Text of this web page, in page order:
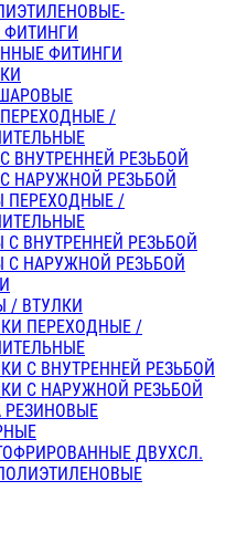
ФИТИНГИ
/
ВНУТРЕННЕЙ РЕЗЬБОЙ
НАРУЖНОЙ РЕЗЬБОЙ
ПЕРЕХОДНЫЕ /
С ВНУТРЕННЕЙ РЕЗЬБОЙ
С НАРУЖНОЙ РЕЗЬБОЙ
/ ВТУЛКИ
ПЕРЕХОДНЫЕ /
С ВНУТРЕННЕЙ РЕЗЬБОЙ
С НАРУЖНОЙ РЕЗЬБОЙ
РЕЗИНОВЫЕ
ДВУХСЛ.